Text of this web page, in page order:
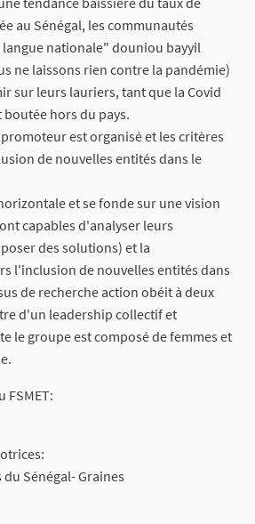
au Sénégal, les communautés
nationale" douniou bayyil
ne laissons rien contre la pandémie)
sur leurs lauriers, tant que la Covid
hors du pays.
est organisé et les critères
de nouvelles entités dans le
et se fonde sur une vision
capables d'analyser leurs
des solutions) et la
l'inclusion de nouvelles entités dans
de recherche action obéit à deux
d'un leadership collectif et
le groupe est composé de femmes et
FSMET:
Sénégal- Graines